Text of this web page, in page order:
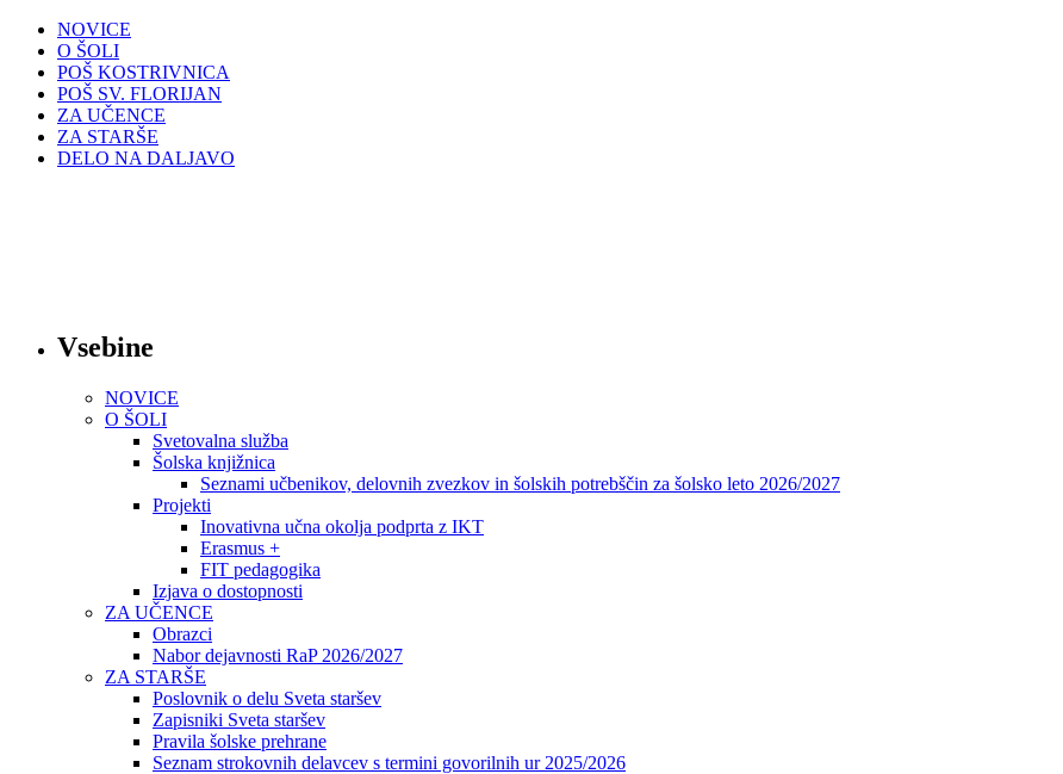
NOVICE
O ŠOLI
POŠ KOSTRIVNICA
POŠ SV. FLORIJAN
ZA UČENCE
ZA STARŠE
DELO NA DALJAVO
Vsebine
NOVICE
O ŠOLI
Svetovalna služba
Šolska knjižnica
Seznami učbenikov, delovnih zvezkov in šolskih potrebščin za šolsko leto 2026/2027
Projekti
Inovativna učna okolja podprta z IKT
Erasmus +
FIT pedagogika
Izjava o dostopnosti
ZA UČENCE
Obrazci
Nabor dejavnosti RaP 2026/2027
ZA STARŠE
Poslovnik o delu Sveta staršev
Zapisniki Sveta staršev
Pravila šolske prehrane
Seznam strokovnih delavcev s termini govorilnih ur 2025/2026